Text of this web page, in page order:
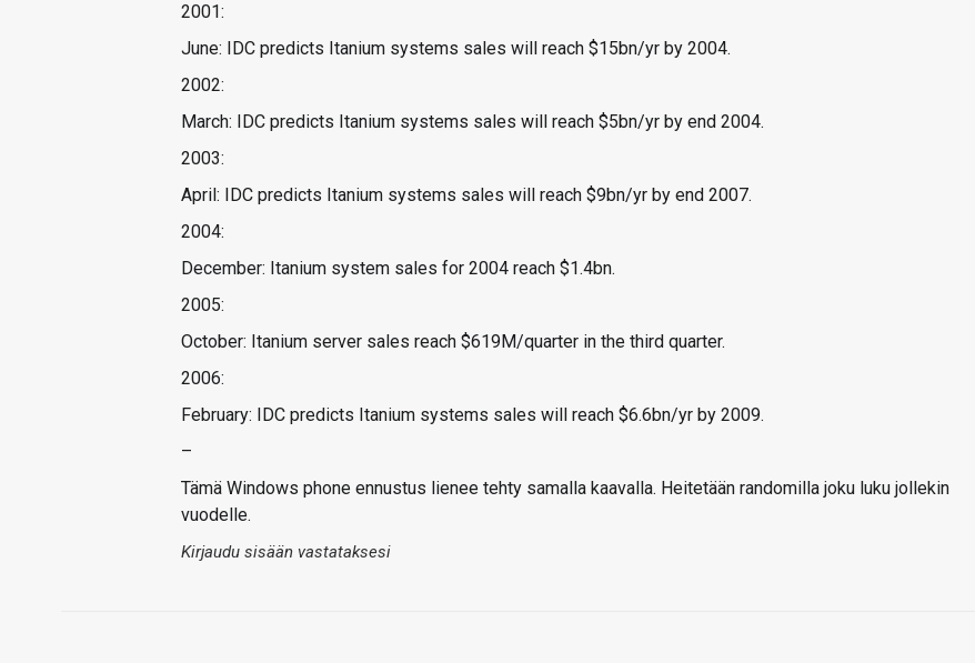
2001:
June: IDC predicts Itanium systems sales will reach $15bn/yr by 2004.
2002:
March: IDC predicts Itanium systems sales will reach $5bn/yr by end 2004.
2003:
April: IDC predicts Itanium systems sales will reach $9bn/yr by end 2007.
2004:
December: Itanium system sales for 2004 reach $1.4bn.
2005:
October: Itanium server sales reach $619M/quarter in the third quarter.
2006:
February: IDC predicts Itanium systems sales will reach $6.6bn/yr by 2009.
–
Tämä Windows phone ennustus lienee tehty samalla kaavalla. Heitetään randomilla joku luku jollekin
vuodelle.
Kirjaudu sisään vastataksesi